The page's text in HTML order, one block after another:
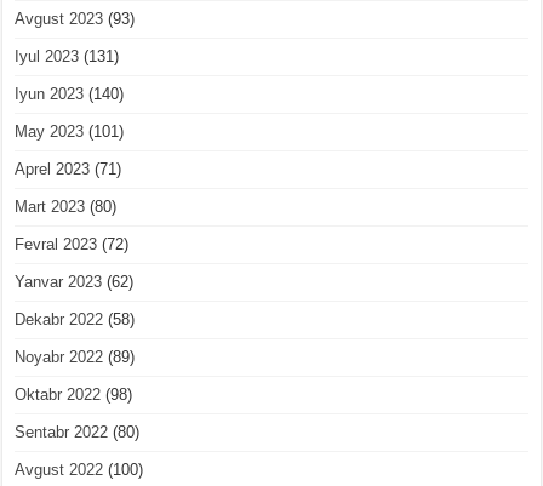
Avgust 2023 (93)
Iyul 2023 (131)
Iyun 2023 (140)
May 2023 (101)
Aprel 2023 (71)
Mart 2023 (80)
Fevral 2023 (72)
Yanvar 2023 (62)
Dekabr 2022 (58)
Noyabr 2022 (89)
Oktabr 2022 (98)
Sentabr 2022 (80)
Avgust 2022 (100)